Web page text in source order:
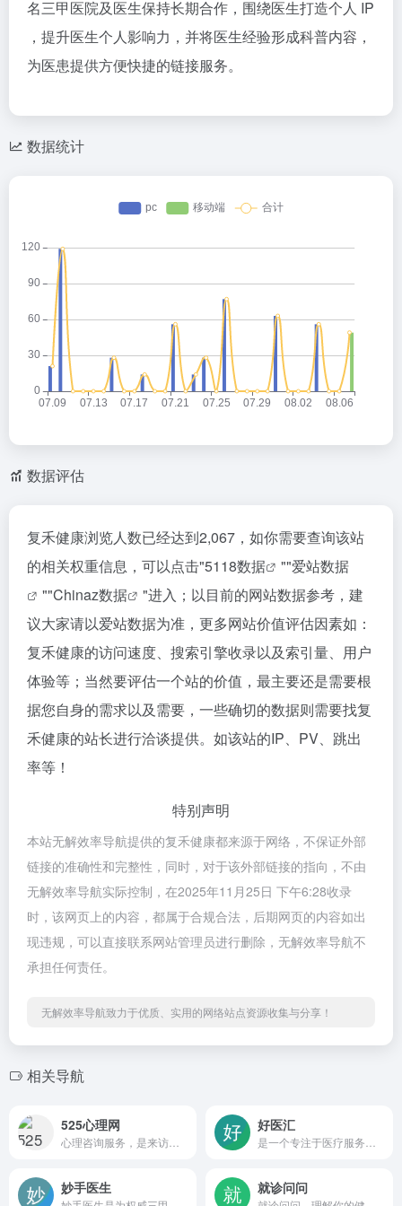
名三甲医院及医生保持长期合作，围绕医生打造个人 IP
，提升医生个人影响力，并将医生经验形成科普内容，
为医患提供方便快捷的链接服务。
数据统计
数据评估
复禾健康浏览人数已经达到2,067，如你需要查询该站
的相关权重信息，可以点击"5118数据 ""爱站数据
""Chinaz数据
"进入；以目前的网站数据参考，建
议大家请以爱站数据为准，更多网站价值评估因素如：
复禾健康的访问速度、搜索引擎收录以及索引量、用户
体验等；当然要评估一个站的价值，最主要还是需要根
据您自身的需求以及需要，一些确切的数据则需要找复
禾健康的站长进行洽谈提供。如该站的IP、PV、跳出
率等！
特别声明
本站无解效率导航提供的复禾健康都来源于网络，不保证外部
链接的准确性和完整性，同时，对于该外部链接的指向，不由
无解效率导航实际控制，在2025年11月25日 下午6:28收录
时，该网页上的内容，都属于合规合法，后期网页的内容如出
现违规，可以直接联系网站管理员进行删除，无解效率导航不
承担任何责任。
无解效率导航致力于优质、实用的网络站点资源收集与分享！
相关导航
525心理网 好医汇
妙手医生 就诊问问